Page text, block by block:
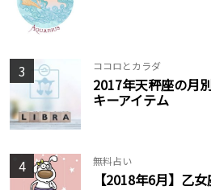
3 ココロとカラダ
2017年天秤座の月
キーアイテム
4 無料占い
【2018年6月】乙